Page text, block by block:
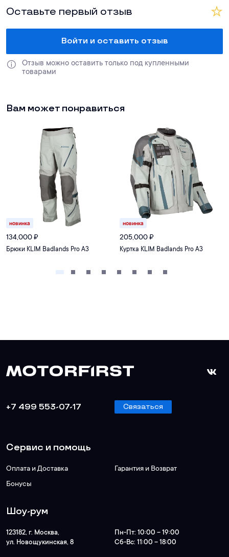
Оставьте первый отзыв
Войти и оставить отзыв
Отзыв можно оставить только под купленными
товарами
Вам может понравиться
новинка
134,000₽
Брюки KLIM Badlands Pro A3
новинка
205,000₽
Куртка KLIM Badlands Pro A3
+7 499 553-07-17 Связаться
Сервис и помощь
Оплата и Доставка
Гарантия и Возврат
Бонусы
Шоу-рум
123182, г. Москва,
ул. Новощукинская, 8
Пн-Пт: 10:00 – 19:00
Сб-Вс: 11:00 – 18:00